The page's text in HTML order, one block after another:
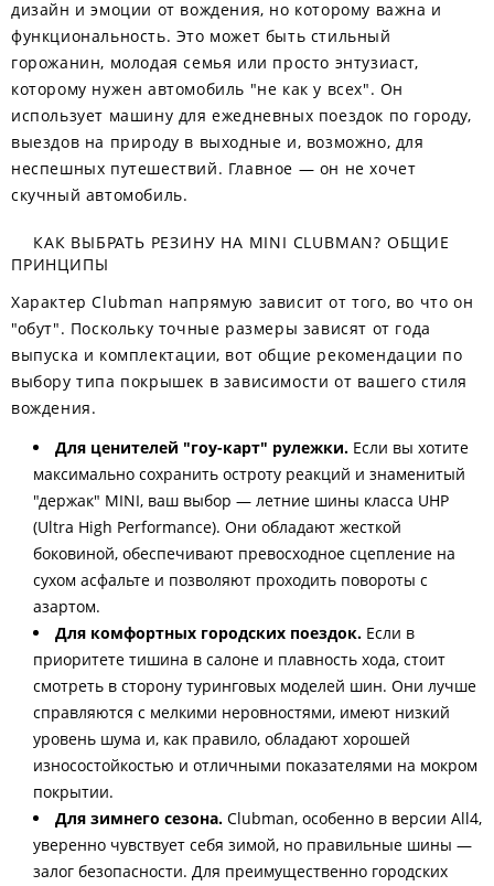
дизайн и эмоции от вождения, но которому важна и
функциональность. Это может быть стильный
горожанин, молодая семья или просто энтузиаст,
которому нужен автомобиль "не как у всех". Он
использует машину для ежедневных поездок по городу,
выездов на природу в выходные и, возможно, для
неспешных путешествий. Главное — он не хочет
скучный автомобиль.
КАК ВЫБРАТЬ РЕЗИНУ НА MINI CLUBMAN? ОБЩИЕ
ПРИНЦИПЫ
Характер Clubman напрямую зависит от того, во что он
"обут". Поскольку точные размеры зависят от года
выпуска и комплектации, вот общие рекомендации по
выбору типа покрышек в зависимости от вашего стиля
вождения.
Для ценителей "гоу-карт" рулежки. Если вы хотите
максимально сохранить остроту реакций и знаменитый
"держак" MINI, ваш выбор — летние шины класса UHP
(Ultra High Performance). Они обладают жесткой
боковиной, обеспечивают превосходное сцепление на
сухом асфальте и позволяют проходить повороты с
азартом.
Для комфортных городских поездок. Если в
приоритете тишина в салоне и плавность хода, стоит
смотреть в сторону туринговых моделей шин. Они лучше
справляются с мелкими неровностями, имеют низкий
уровень шума и, как правило, обладают хорошей
износостойкостью и отличными показателями на мокром
покрытии.
Для зимнего сезона. Clubman, особенно в версии All4,
уверенно чувствует себя зимой, но правильные шины —
залог безопасности. Для преимущественно городских